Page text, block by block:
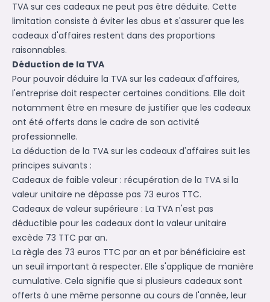
TVA sur ces cadeaux ne peut pas être déduite. Cette
limitation consiste à éviter les abus et s'assurer que les
cadeaux d'affaires restent dans des proportions
raisonnables.
Déduction de la TVA
Pour pouvoir déduire la TVA sur les cadeaux d'affaires,
l'entreprise doit respecter certaines conditions. Elle doit
notamment être en mesure de justifier que les cadeaux
ont été offerts dans le cadre de son activité
professionnelle.
La déduction de la TVA sur les cadeaux d'affaires suit les
principes suivants :
Cadeaux de faible valeur : récupération de la TVA si la
valeur unitaire ne dépasse pas 73 euros TTC.
Cadeaux de valeur supérieure : La TVA n'est pas
déductible pour les cadeaux dont la valeur unitaire
excède 73 TTC par an.
La règle des 73 euros TTC par an et par bénéficiaire est
un seuil important à respecter. Elle s'applique de manière
cumulative. Cela signifie que si plusieurs cadeaux sont
offerts à une même personne au cours de l'année, leur